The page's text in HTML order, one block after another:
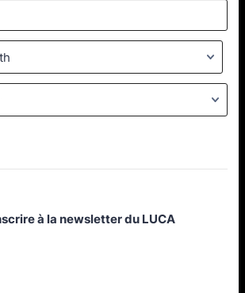
à la newsletter du LUCA